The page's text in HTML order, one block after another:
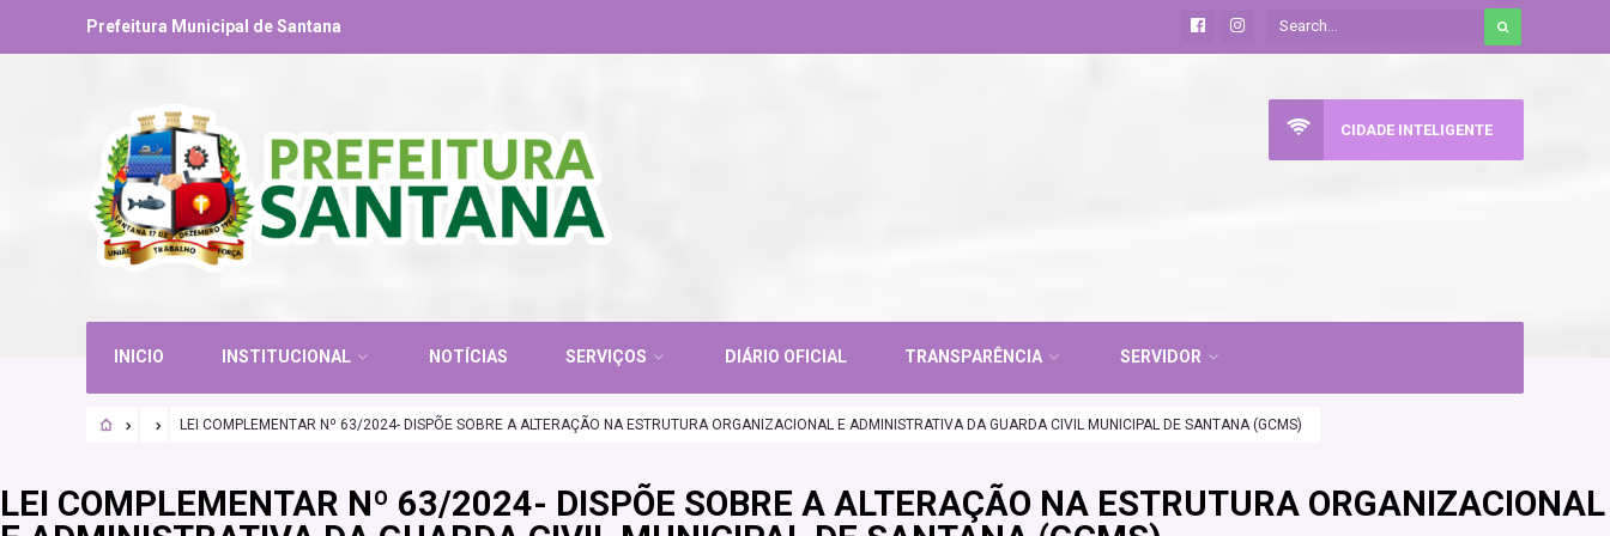
Prefeitura Municipal de Santana
INICIO INSTITUCIONAL NOTÍCIAS SERVIÇOS DIÁRIO OFICIAL TRANSPARÊNCIA SERVIDOR
CIDADE INTELIGENTE
LEI COMPLEMENTAR Nº 63/2024- DISPÕE SOBRE A ALTERAÇÃO NA ESTRUTURA ORGANIZACIONAL E ADMINISTRATIVA DA GUARDA CIVIL MUNICIPAL DE SANTANA (GCMS)
LEI COMPLEMENTAR Nº 63/2024- DISPÕE SOBRE A ALTERAÇÃO NA ESTRUTURA ORGANIZACIONAL